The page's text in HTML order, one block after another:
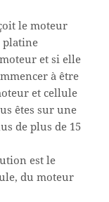
le moteur
platine
et si elle
à être
et cellule
êtes sur une
de plus de 15
est le
du moteur